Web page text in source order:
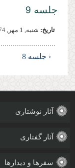
جلسه 9
تاریخ: شنبه, 1 مهر, 1374
‹ جلسه 8
آثار نوشتاری
آثار گفتاری
سفرها و دیدارها